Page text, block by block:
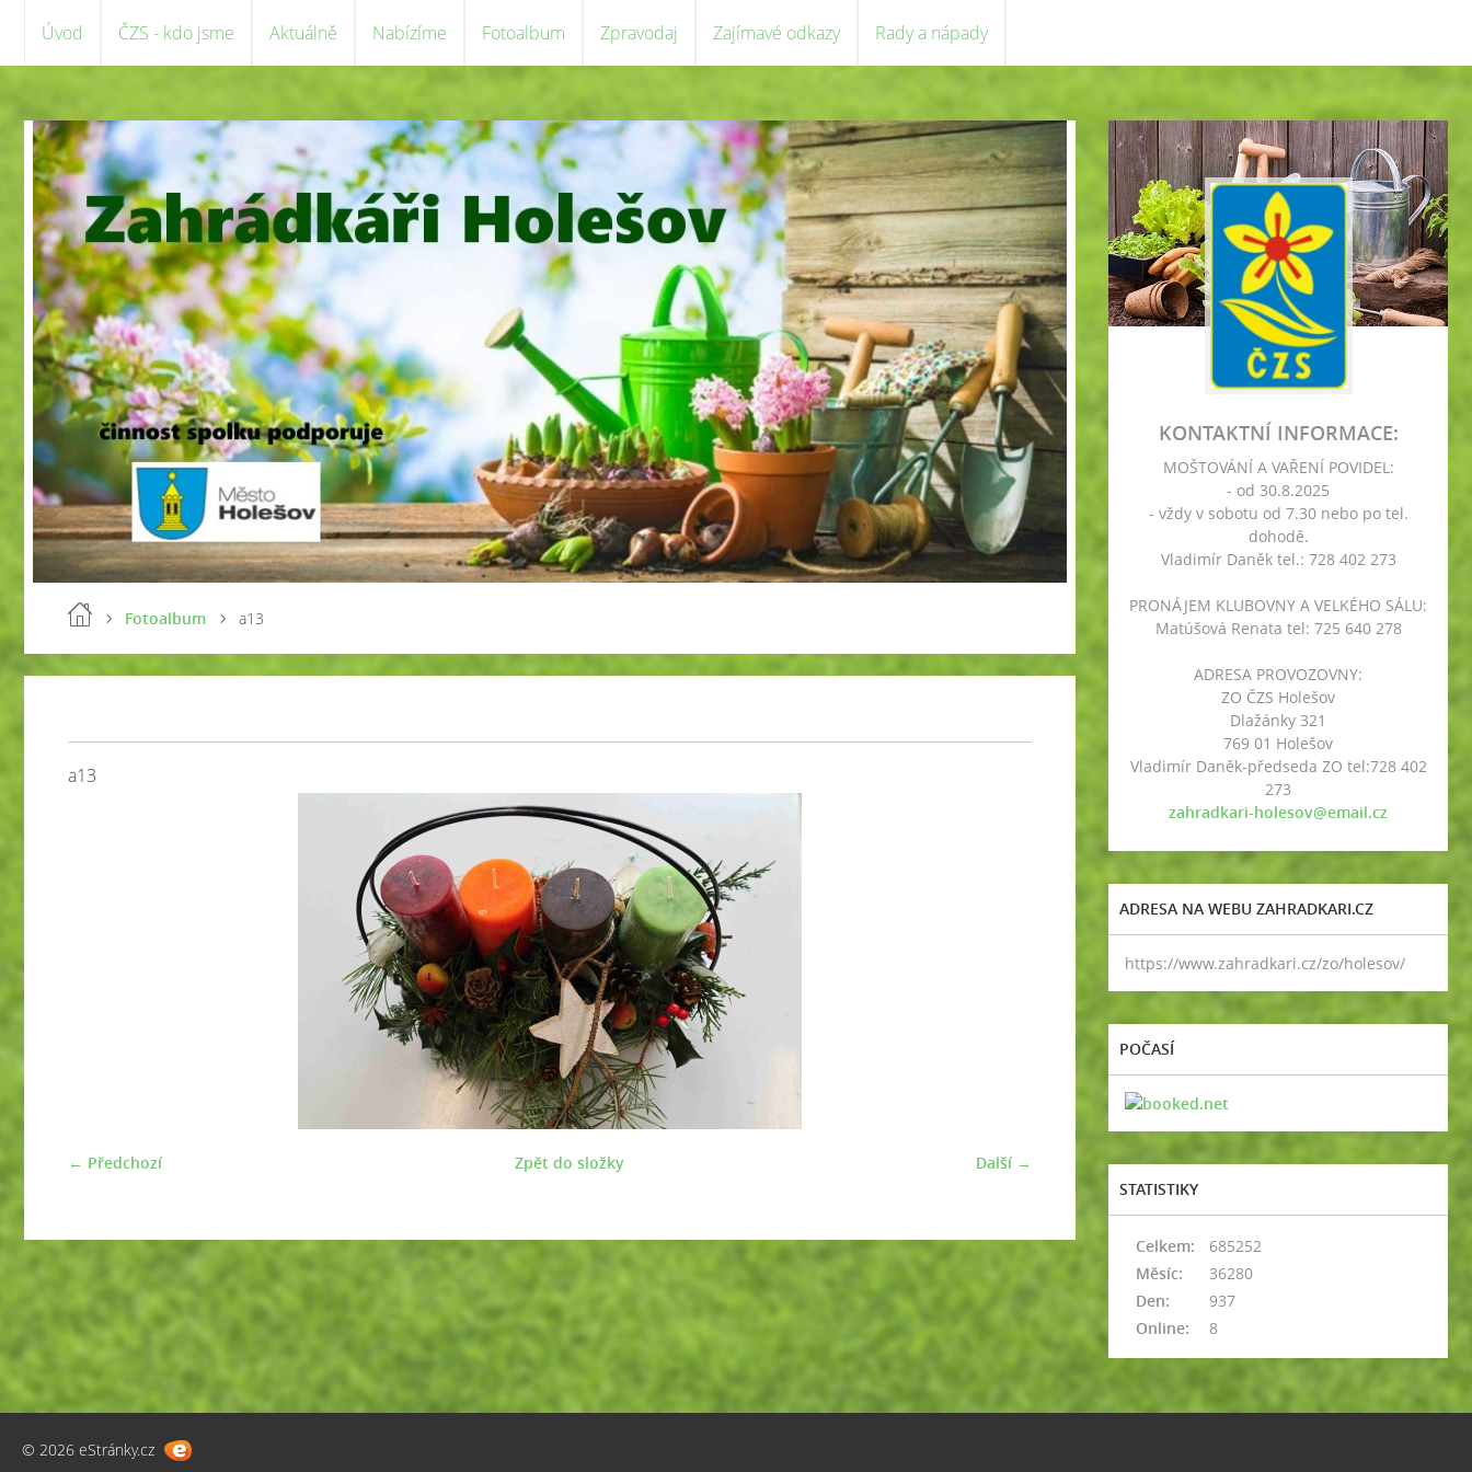
Úvod ČZS - kdo jsme Aktuálně Nabízíme Fotoalbum Zpravodaj Zajímavé odkazy Rady a nápady
Fotoalbum a13
a13
← Předchozí Další →
Zpět do složky
KONTAKTNÍ INFORMACE:
MOŠTOVÁNÍ A VAŘENÍ POVIDEL:
- od 30.8.2025
- vždy v sobotu od 7.30 nebo po tel.
dohodě.
Vladimír Daněk tel.: 728 402 273
PRONÁJEM KLUBOVNY A VELKÉHO SÁLU:
Matúšová Renata tel: 725 640 278
ADRESA PROVOZOVNY:
ZO ČZS Holešov
Dlažánky 321
769 01 Holešov
Vladimír Daněk-předseda ZO tel:728 402
273
zahradkari-holesov@email.cz
ADRESA NA WEBU ZAHRADKARI.CZ
https://www.zahradkari.cz/zo/holesov/
POČASÍ
STATISTIKY
Online: 8
Celkem:
685252
Měsíc:
36280
Den:
937
© 2026 eStránky.cz